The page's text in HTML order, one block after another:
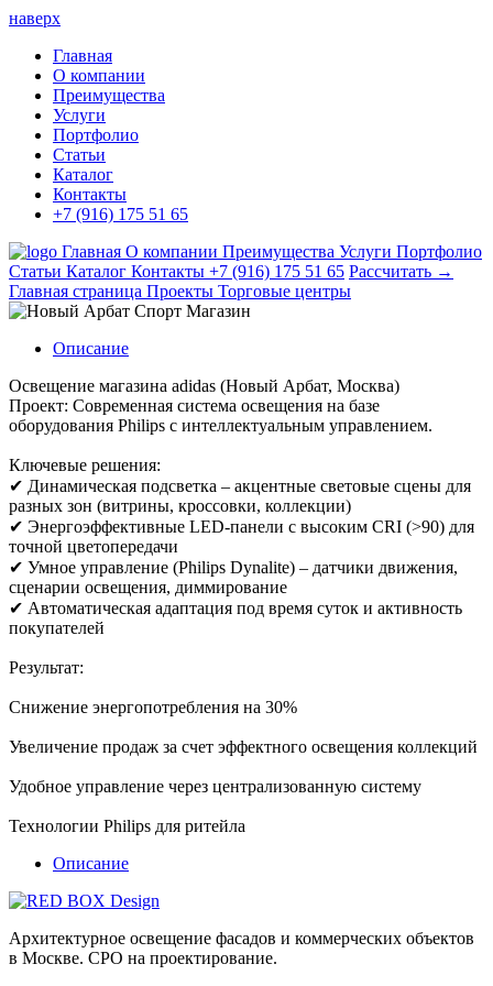
наверх
Главная
О компании
Преимущества
Услуги
Портфолио
Статьи
Каталог
Контакты
+7 (916) 175 51 65
Главная О компании Преимущества Услуги Портфолио
Статьи Каталог Контакты +7 (916) 175 51 65 Рассчитать →
Главная страница Проекты Торговые центры
Описание
Освещение магазина adidas (Новый Арбат, Москва)
Проект: Современная система освещения на базе
оборудования Philips с интеллектуальным управлением.
Ключевые решения:
✔ Динамическая подсветка – акцентные световые сцены для
разных зон (витрины, кроссовки, коллекции)
✔ Энергоэффективные LED-панели с высоким CRI (>90) для
точной цветопередачи
✔ Умное управление (Philips Dynalite) – датчики движения,
сценарии освещения, диммирование
✔ Автоматическая адаптация под время суток и активность
покупателей
Результат:
Снижение энергопотребления на 30%
Увеличение продаж за счет эффектного освещения коллекций
Удобное управление через централизованную систему
Технологии Philips для ритейла
Описание
Архитектурное освещение фасадов и коммерческих объектов
в Москве. СРО на проектирование.